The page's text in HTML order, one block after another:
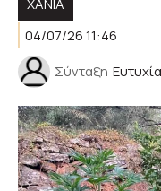
ΧΑΝΙΑ
04/07/26 11:46
Σύνταξη